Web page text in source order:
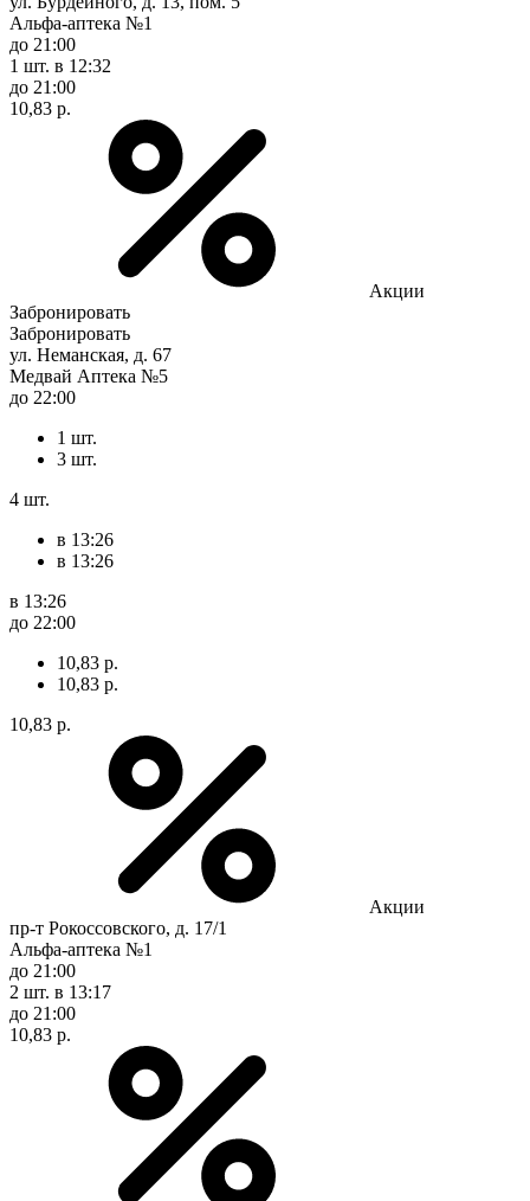
Альфа-аптека №1
до 21:00
1 шт. в 12:32
до 21:00
10,83 р.
Акции
Забронировать
Забронировать
ул. Неманская, д. 67
Медвай Аптека №5
до 22:00
1 шт.
3 шт.
4 шт.
в 13:26
в 13:26
в 13:26
до 22:00
10,83 р.
10,83 р.
10,83 р.
Акции
пр-т Рокоссовского, д. 17/1
Альфа-аптека №1
до 21:00
2 шт. в 13:17
до 21:00
10,83 р.